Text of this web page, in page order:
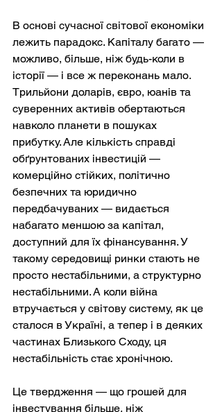
В основі сучасної світової економіки
лежить парадокс. Капіталу багато —
можливо, більше, ніж будь-коли в
історії — і все ж переконань мало.
Трильйони доларів, євро, юанів та
суверенних активів обертаються
навколо планети в пошуках
прибутку. Але кількість справді
обґрунтованих інвестицій —
комерційно стійких, політично
безпечних та юридично
передбачуваних — видається
набагато меншою за капітал,
доступний для їх фінансування. У
такому середовищі ринки стають не
просто нестабільними, а структурно
нестабільними. А коли війна
втручається у світову систему, як це
сталося в Україні, а тепер і в деяких
частинах Близького Сходу, ця
нестабільність стає хронічною.
Це твердження — що грошей для
інвестування більше, ніж